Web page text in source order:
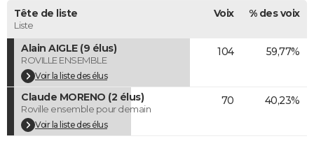
Dictionnaire
Biographies
Citations
Expressions
Proverbes
PROGRAMME TV
COPAINS D'AVANT
S'inscrire
Se connecter
Lycées
Collèges
Primaires
Universités
Entreprises
Service militaire
Avis de recherche
AVIS DE DÉCÈS
FORUM
Bricolage
Lifestyle
Culture
Sport
Auto
Television
Voyage
Cinema
Tête de liste
Liste
Voix % des voix
Alain AIGLE (9 élus)
ROVILLE ENSEMBLE
Voir la liste des élus
104 59,77%
Claude MORENO (2 élus)
Roville ensemble pour demain
Voir la liste des élus
70 40,23%